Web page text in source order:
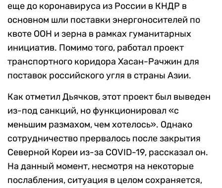
еще до коронавируса из России в КНДР в
основном шли поставки энергоносителей по
квоте ООН и зерна в рамках гуманитарных
инициатив. Помимо того, работал проект
транспортного коридора Хасан-Рачжин для
поставок российского угля в страны Азии.
Как отметил Дьячков, этот проект был выведен
из-под санкций, но функционировал «с
меньшим размахом, чем хотелось». Однако
сотрудничество прервалось после закрытия
Северной Кореи из-за COVID-19, рассказал он.
На данный момент, несмотря на некоторые
послабления, ситуация в целом сохраняется,